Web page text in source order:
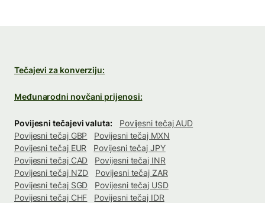
Tečajevi za konverziju:
Međunarodni novčani prijenosi:
Povijesni tečajevi valuta:
Povijesni tečaj AUD
Povijesni tečaj GBP
Povijesni tečaj MXN
Povijesni tečaj EUR
Povijesni tečaj JPY
Povijesni tečaj CAD
Povijesni tečaj INR
Povijesni tečaj NZD
Povijesni tečaj ZAR
Povijesni tečaj SGD
Povijesni tečaj USD
Povijesni tečaj CHF
Povijesni tečaj IDR